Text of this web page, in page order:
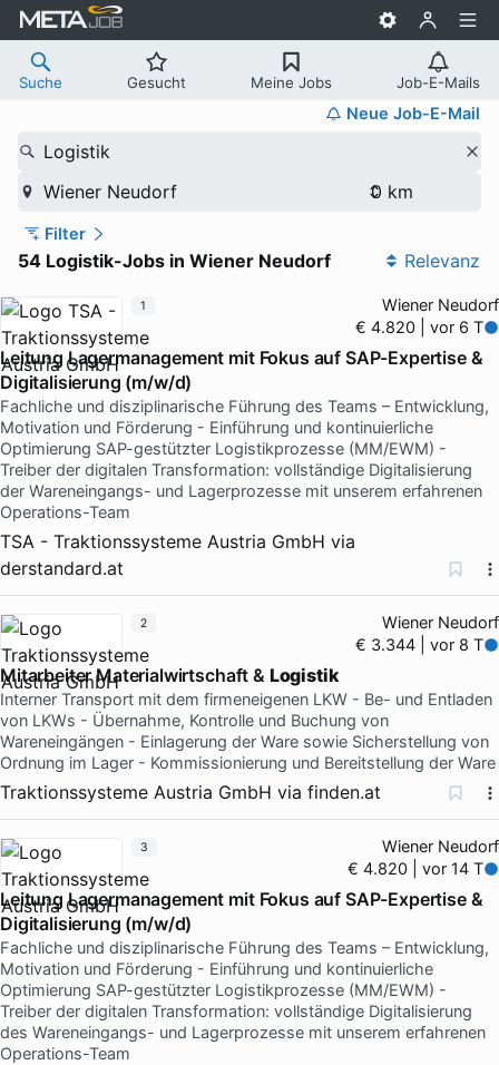
Suche Gesucht Meine Jobs Job-E-Mails
Neue Job-E-Mail
Logistik
Wiener Neudorf
Filter
54 Logistik-Jobs in Wiener Neudorf Relevanz
Wiener Neudorf
€ 4.820 | vor 6 T
Leitung Lagermanagement mit Fokus auf SAP-Expertise &
Digitalisierung (m/w/d)
Fachliche und disziplinarische Führung des Teams – Entwicklung,
Motivation und Förderung - Einführung und kontinuierliche
Optimierung SAP-gestützter Logistikprozesse (MM/EWM) -
Treiber der digitalen Transformation: vollständige Digitalisierung
der Wareneingangs- und Lagerprozesse mit unserem erfahrenen
Operations-Team
TSA - Traktionssysteme Austria GmbH via
derstandard.at
1
Wiener Neudorf
€ 3.344 | vor 8 T
Mitarbeiter Materialwirtschaft & Logistik
Interner Transport mit dem firmeneigenen LKW - Be- und Entladen
von LKWs - Übernahme, Kontrolle und Buchung von
Wareneingängen - Einlagerung der Ware sowie Sicherstellung von
Ordnung im Lager - Kommissionierung und Bereitstellung der Ware
Traktionssysteme Austria GmbH via finden.at
2
Wiener Neudorf
€ 4.820 | vor 14 T
Leitung Lagermanagement mit Fokus auf SAP-Expertise &
Digitalisierung (m/w/d)
Fachliche und disziplinarische Führung des Teams – Entwicklung,
Motivation und Förderung - Einführung und kontinuierliche
Optimierung SAP-gestützter Logistikprozesse (MM/EWM) -
Treiber der digitalen Transformation: vollständige Digitalisierung
des Wareneingangs- und Lagerprozesse mit unserem erfahrenen
Operations-Team
3